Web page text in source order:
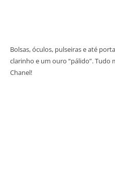
Bolsas, óculos, pulseiras e até
clarinho e um ouro “pálido”. Tudo
Chanel!